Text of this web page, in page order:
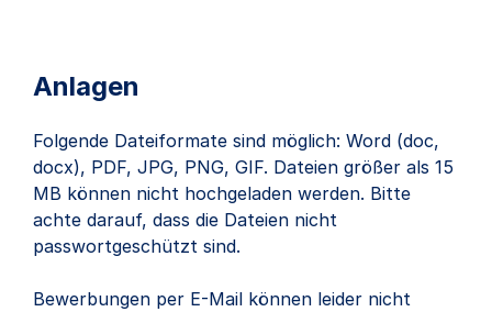
Anlagen
Folgende Dateiformate sind möglich: Word (doc,
docx), PDF, JPG, PNG, GIF. Dateien größer als 15
MB können nicht hochgeladen werden. Bitte
achte darauf, dass die Dateien nicht
passwortgeschützt sind.
Bewerbungen per E-Mail können leider nicht